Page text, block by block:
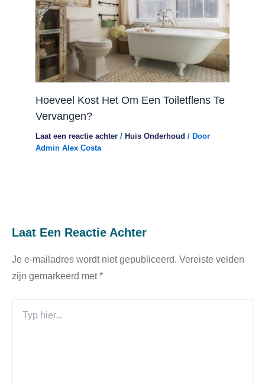
Hoeveel Kost Het Om Een ​​toiletflens Te
Vervangen?
Laat een reactie achter / Huis Onderhoud / Door
Admin Alex Costa
Laat Een Reactie Achter
Je e-mailadres wordt niet gepubliceerd. Vereiste velden
zijn gemarkeerd met*
Hier...